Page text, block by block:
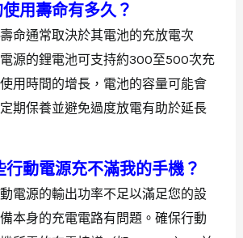
用壽命有多久？
命通常取決於其電池的充放電次
源的鋰電池可支持約300至500次充
用時間的增長，電池的容量可能會
期保養並避免過度放電有助於延長
行動電源充不滿我的手機？
電源的輸出功率不足以滿足您的設
本身的充電電路有問題。確保行動